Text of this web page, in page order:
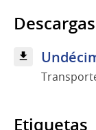
Descargas
Etiquetas